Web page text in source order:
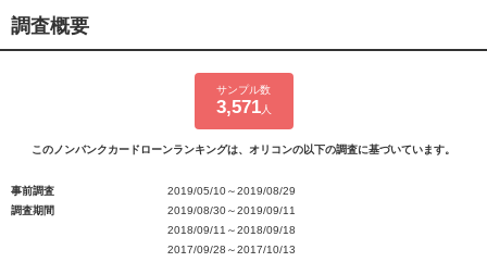
調査概要
サンプル数
3,571人
このノンバンクカードローンランキングは、オリコンの以下の調査に基づいています。
事前調査
2019/05/10～2019/08/29
調査期間
2019/08/30～2019/09/11
2018/09/11～2018/09/18
2017/09/28～2017/10/13